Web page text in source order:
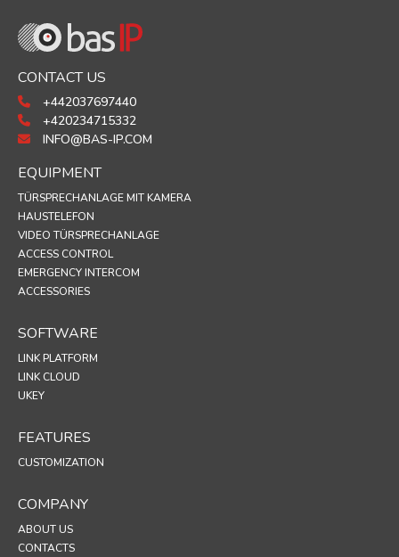
CONTACT US
+442037697440
+420234715332
INFO@BAS-IP.COM
EQUIPMENT
TÜRSPRECHANLAGE MIT KAMERA
HAUSTELEFON
VIDEO TÜRSPRECHANLAGE
ACCESS CONTROL
EMERGENCY INTERCOM
ACCESSORIES
SOFTWARE
LINK PLATFORM
LINK CLOUD
UKEY
FEATURES
CUSTOMIZATION
COMPANY
ABOUT US
CONTACTS